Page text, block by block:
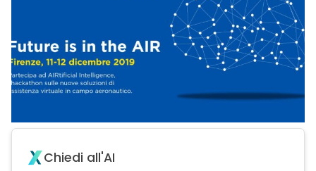
Chiedi all'AI